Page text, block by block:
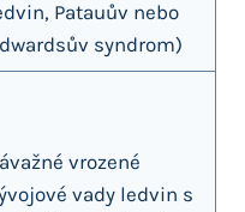
Patauův nebo
syndrom)
vrozené
vady ledvin s